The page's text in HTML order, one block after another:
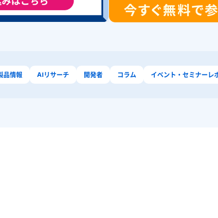
品情報 AIリサーチ 開発者 コラム イベント・セミナーレ